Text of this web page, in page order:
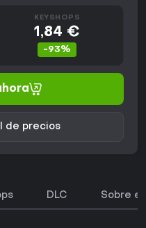
KEYSHOPS
1,84 €
-93%
de precios
DLC Sobre